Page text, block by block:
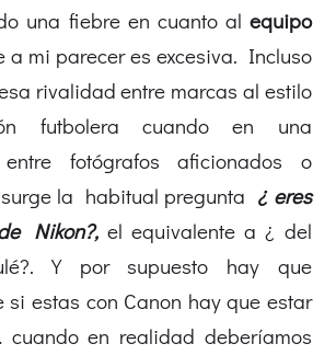
una fiebre en cuanto al equipo
a mi parecer es excesiva. Incluso
rivalidad entre marcas al estilo
futbolera cuando en una
entre fotógrafos aficionados o
la habitual pregunta ¿ eres
Nikon?, el equivalente a ¿ del
Y por supuesto hay que
si estas con Canon hay que estar
cuando en realidad deberíamos